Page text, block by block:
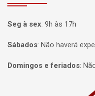
Seg à sex: 9h às 17h
Sábados: Não haverá
Domingos e feriados: